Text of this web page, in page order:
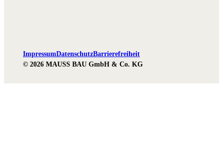
ImpressumDatenschutzBarrierefreiheit
© 2026 MAUSS BAU GmbH & Co. KG